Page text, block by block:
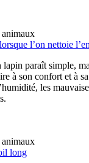
animaux
l’on nettoie
lapin paraît simple,
à son confort et à
les
animaux
long